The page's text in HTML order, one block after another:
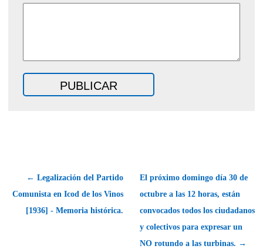
← Legalización del Partido
Comunista en Icod de los Vinos
[1936] - Memoria histórica.
El próximo domingo día 30 de
octubre a las 12 horas, están
convocados todos los ciudadanos
y colectivos para expresar un
NO rotundo a las turbinas. →